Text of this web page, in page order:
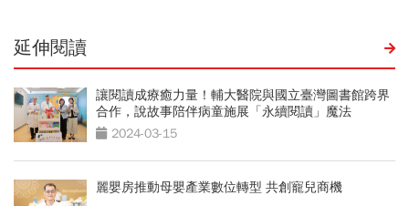
延伸閱讀
讓閱讀成療癒力量！輔大醫院與國立臺灣圖書館跨界
合作，說故事陪伴病童施展「永續閱讀」魔法
2024-03-15
麗嬰房推動母嬰產業數位轉型 共創寵兒商機